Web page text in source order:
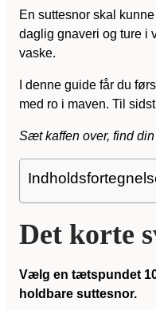
En suttesnor skal
daglig gnaveri og ture i
vaske.
I denne guide får du
med ro i maven. Til
Sæt kaffen over, find
Det korte
Vælg en tætspundet
holdbare suttesnor.